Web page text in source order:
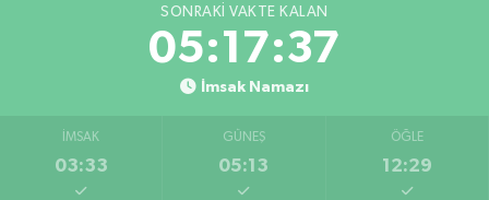
SONRAKI VAKTE KALAN
05:17:36
İmsak Namazı
İMSAK
03:33
GÜNEŞ
05:13
ÖĞLE
12:29